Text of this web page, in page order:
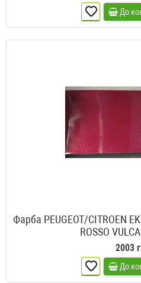
До
Фарба PEUGEOT/CITROEN
ROSSO
2003
До